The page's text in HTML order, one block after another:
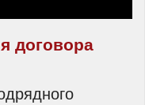
договора